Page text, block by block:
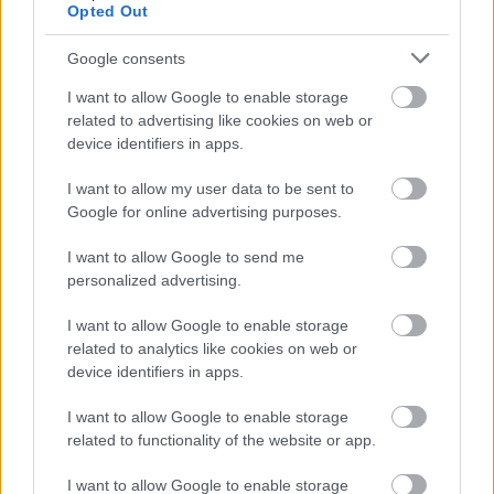
Opted Out
Google consents
I want to allow Google to enable storage
related to advertising like cookies on web or
device identifiers in apps.
I want to allow my user data to be sent to
Google for online advertising purposes.
I want to allow Google to send me
personalized advertising.
I want to allow Google to enable storage
related to analytics like cookies on web or
device identifiers in apps.
I want to allow Google to enable storage
related to functionality of the website or app.
I want to allow Google to enable storage
tóra kényszerleszállt, és csak 1999-ben emelték ki a
vízből. Vajon a Balatonban lehet még ilyesmi?
Kellene ebbe a múzeumba egy saját! (Egyébként
109-esem is volt makettben, de az "nyugati"
gyártmány volt,egy sárga orrú E változat
Bónuszként egy Messerschmitt műszerfal is ki volt